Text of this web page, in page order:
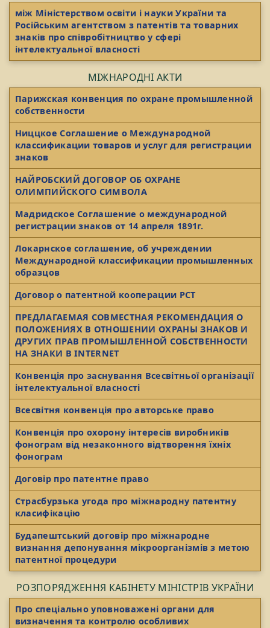
між Міністерством освіти і науки України та
Російським агентством з патентів та товарних
знаків про співробітництво у сфері
інтелектуальної власності
МІЖНАРОДНІ АКТИ
Парижская конвенция по охране промышленной
собственности
Ниццкое Соглашение о Международной
классификации товаров и услуг для регистрации
знаков
НАЙРОБСКИЙ ДОГОВОР ОБ ОХРАНЕ
ОЛИМПИЙСКОГО СИМВОЛА
Мадридское Соглашение о международной
регистрации знаков от 14 апреля 1891г.
Локарнское соглашение, об учреждении
Международной классификации промышленных
образцов
Договор о патентной кооперации PCT
ПРЕДЛАГАЕМАЯ СОВМЕСТНАЯ РЕКОМЕНДАЦИЯ О
ПОЛОЖЕНИЯХ В ОТНОШЕНИИ ОХРАНЫ ЗНАКОВ И
ДРУГИХ ПРАВ ПРОМЫШЛЕННОЙ СОБСТВЕННОСТИ
НА ЗНАКИ В INTERNET
Конвенція про заснування Всесвітньої організації
інтелектуальної власності
Всесвітня конвенція про авторське право
Конвенція про охорону інтересів виробників
фонограм від незаконного відтворення їхніх
фонограм
Договір про патентне право
Страсбурзька угода про міжнародну патентну
класифікацію
Будапештський договір про міжнародне
визнання депонування мікроорганізмів з метою
патентної процедури
РОЗПОРЯДЖЕННЯ КАБІНЕТУ МІНІСТРІВ УКРАЇНИ
Про спеціально уповноважені органи для
визначення та контролю особливих